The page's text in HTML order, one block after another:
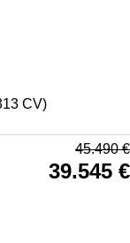
CV)
45.490€
39.545 €